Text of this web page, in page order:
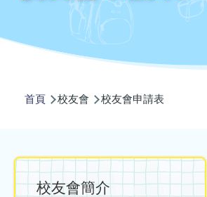
航
結
首頁 校友會 校友會申請表
Main
校友會簡介